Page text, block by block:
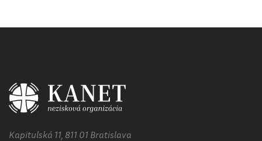
Kapitulská 11, 811 01 Bratislava